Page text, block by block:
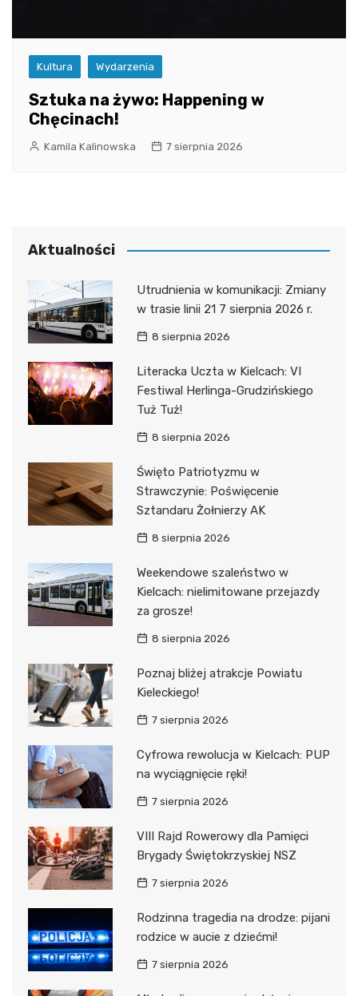
Kultura Wydarzenia
Sztuka na żywo: Happening w
Chęcinach!
Kamila Kalinowska 7 sierpnia 2026
Aktualności
Utrudnienia w komunikacji: Zmiany
w trasie linii 21 7 sierpnia 2026 r.
8 sierpnia 2026
Literacka Uczta w Kielcach: VI
Festiwal Herlinga-Grudzińskiego
Tuż Tuż!
8 sierpnia 2026
Święto Patriotyzmu w
Strawczynie: Poświęcenie
Sztandaru Żołnierzy AK
8 sierpnia 2026
Weekendowe szaleństwo w
Kielcach: nielimitowane przejazdy
za grosze!
8 sierpnia 2026
Poznaj bliżej atrakcje Powiatu
Kieleckiego!
7 sierpnia 2026
Cyfrowa rewolucja w Kielcach: PUP
na wyciągnięcie ręki!
7 sierpnia 2026
VIII Rajd Rowerowy dla Pamięci
Brygady Świętokrzyskiej NSZ
7 sierpnia 2026
Rodzinna tragedia na drodze: pijani
rodzice w aucie z dziećmi!
7 sierpnia 2026